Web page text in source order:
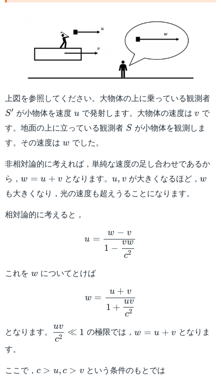
上図を参照してください。大物体の上に乗っている観測者
S′ が小物体を速度 u
uで発射します。大物体の速度はv
v で
す。地面の上に立っている観測者 S
S が小物体を観測しま
す。その速度は w
w でした。
非相対論的に考えれば，単純な速度の足し合わせであるか
ら， w
=
u
+
v
w = u + v となります。u,v
u, v が大きくなるほど，w
w
も大きくなり，光の速度も超えうることになります。
相対論的に考えると，
u =
1 −
c2
vw
w − v
これを w
w についてとけば
w =
w =
1 +
c2
uv
u + v
となります。 \dfrac{uv}
{c^2} \ll 1
c2
uv
≪ 1 の極限では，w =
w = u + v となりま
す。
ここで， c
c > u, c > v という条件のもとでは